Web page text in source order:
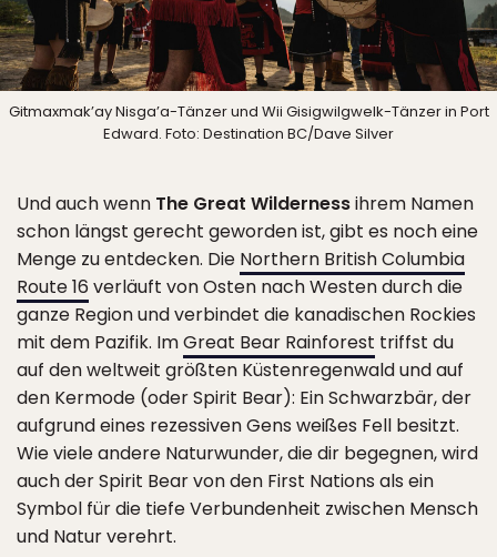
Gitmaxmak’ay Nisga’a-Tänzer und Wii Gisigwilgwelk-Tänzer in Port
Edward. Foto: Destination BC/Dave Silver
Und auch wenn The Great Wildernessihrem Namen
schon längst gerecht geworden ist, gibt es noch eine
Menge zu entdecken. Die Northern British Columbia
Route 16 verläuft von Osten nach Westen durch die
ganze Region und verbindet die kanadischen Rockies
mit dem Pazifik. ImGreat Bear Rainforest triffst du
auf den weltweit größten Küstenregenwald und auf
den Kermode (oder Spirit Bear): Ein Schwarzbär, der
aufgrund eines rezessiven Gens weißes Fell besitzt.
Wie viele andere Naturwunder, die dir begegnen, wird
auch der Spirit Bear von den First Nations als ein
Symbol für die tiefe Verbundenheit zwischen Mensch
und Natur verehrt.